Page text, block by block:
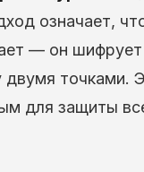
означает,
— он
точками.
для защиты